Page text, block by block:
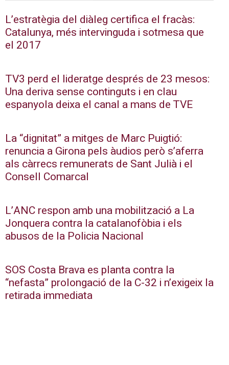
L’estratègia del diàleg certifica el fracàs:
Catalunya, més intervinguda i sotmesa que
el 2017
TV3 perd el lideratge després de 23 mesos:
Una deriva sense continguts i en clau
espanyola deixa el canal a mans de TVE
La “dignitat” a mitges de Marc Puigtió:
renuncia a Girona pels àudios però s’aferra
als càrrecs remunerats de Sant Julià i el
Consell Comarcal
L’ANC respon amb una mobilització a La
Jonquera contra la catalanofòbia i els
abusos de la Policia Nacional
SOS Costa Brava es planta contra la
“nefasta” prolongació de la C-32 i n’exigeix la
retirada immediata